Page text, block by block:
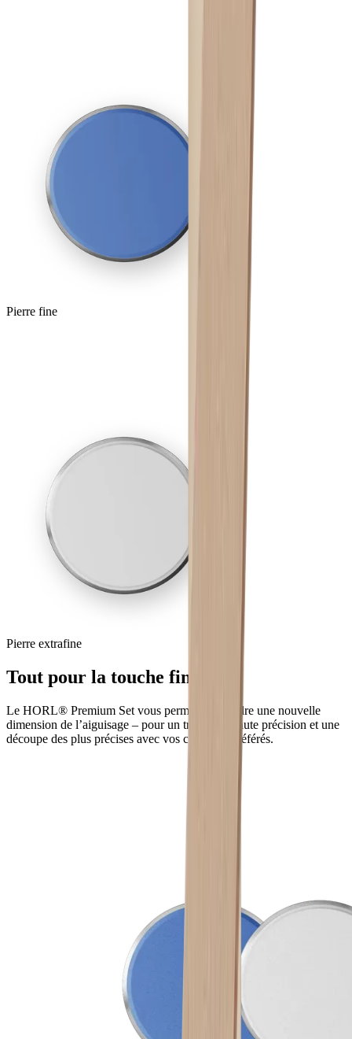
Pierre fine
Pierre extrafine
Tout pour la touche finale
Le HORL® Premium Set vous permet d’atteindre une nouvelle
dimension de l’aiguisage – pour un tranchant haute précision et une
découpe des plus précises avec vos couteaux préférés.